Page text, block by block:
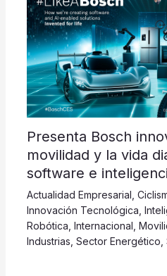
Presenta Bosch
movilidad y la vida
software e
Actualidad Empresarial
Innovación Tecnológica
Robótica Internacional
Industrias Sector Energético